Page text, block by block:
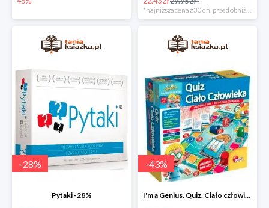
*najniższa cena z 30 dni przed obniżką
-28%
Pytaki -28%
-43%
I'm a Genius. Quiz. Ciało człowieka -43%